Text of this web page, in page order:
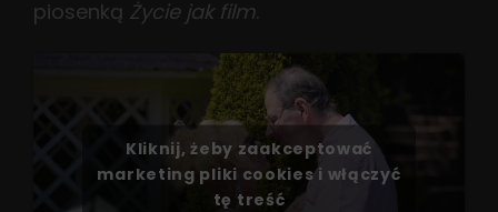
piosenką Życie jak film.
Kliknij, żeby zaakceptować
marketing pliki cookies i włączyć
tę treść